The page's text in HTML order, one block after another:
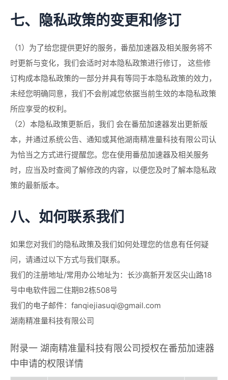
七、隐私政策的变更和修订
（1）为了给您提供更好的服务，番茄加速器及相关服务将不
时更新与变化，我们会适时对本隐私政策进行修订， 这些修
订构成本隐私政策的一部分并具有等同于本隐私政策的效力，
未经您明确同意，我们不会削减您依据当前生效的本隐私政策
所应享受的权利。
（2）本隐私政策更新后，我们 会在番茄加速器发出更新版
本，并通过系统公告、通知或其他湖南精准量科技有限公司认
为恰当之方式进行提醒您。您在使用番茄加速器及相关服务
时，应当及时查阅了解修改的内容，以便您及时了解本隐私政
策的最新版本。
八、如何联系我们
如果您对我们的隐私政策及我们如何处理您的信息有任何疑
问，请通过以下方式与我们联系。
我们的注册地址/常用办公地址为：长沙高新开发区尖山路18
号中电软件园二住期B2栋508号
我们的电子邮件： fanqiejiasuqi@gmail.com
湖南精准量科技有限公司
附录一 湖南精准量科技有限公司授权在番茄加速器
中申请的权限详情